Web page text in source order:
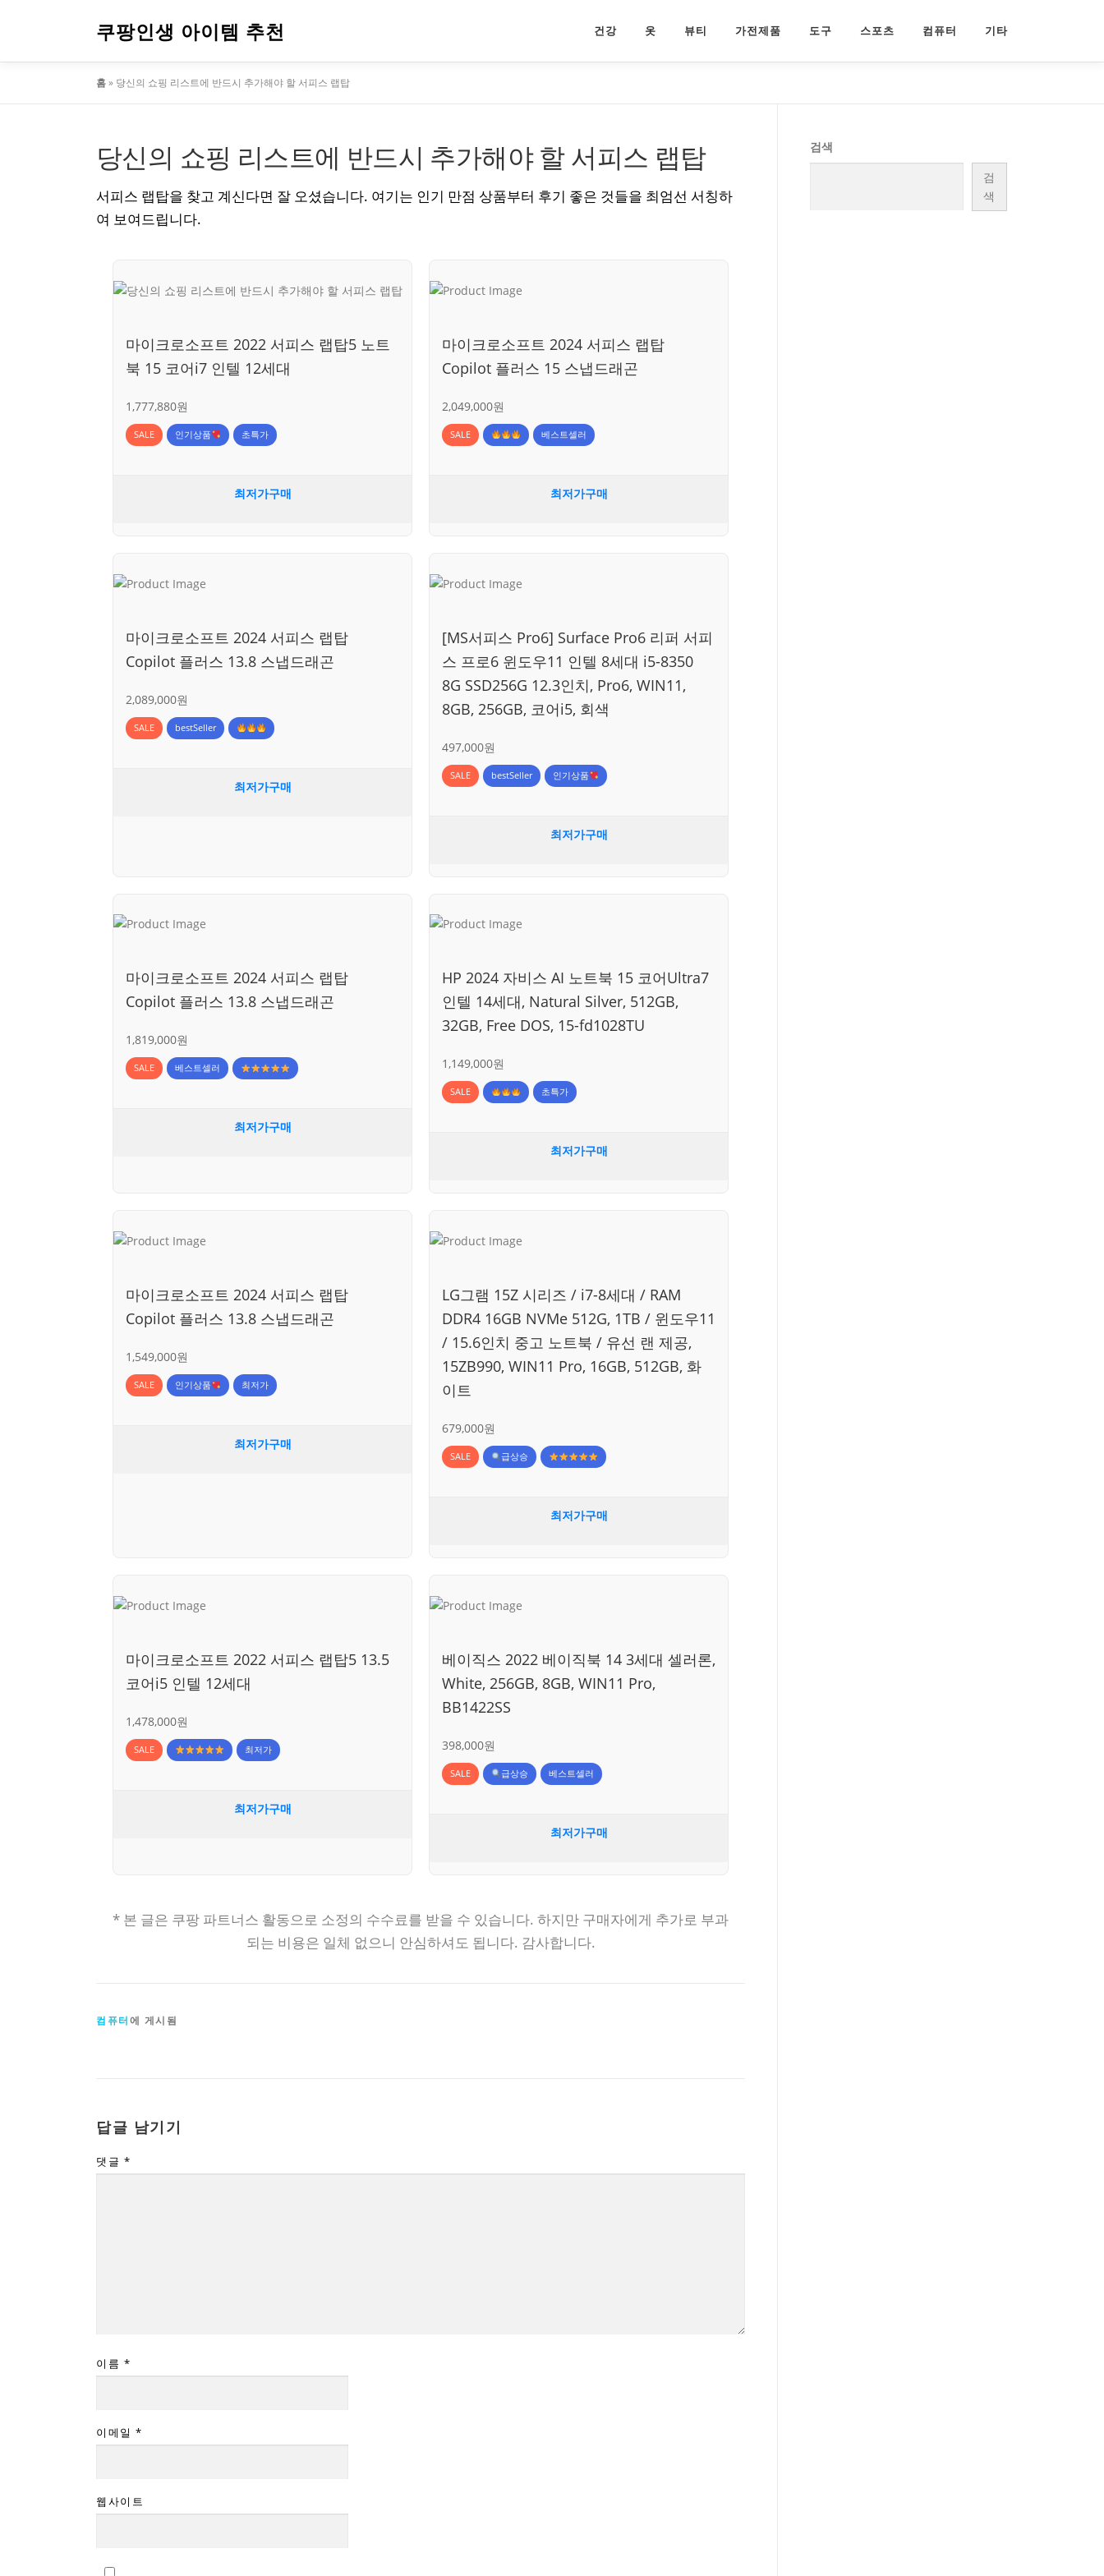
로
쿠팡인생 아이템 추천 건강 옷 뷰티 가전제품 도구 스포츠 컴퓨터 기타
홈» 당신의 쇼핑 리스트에 반드시 추가해야 할 서피스 랩탑
당신의 쇼핑 리스트에 반드시 추가해야 할 서피스 랩탑
서피스 랩탑을 찾고 계신다면 잘 오셨습니다. 여기는 인기 만점 상품부터 후기 좋은 것들을 최엄선 서칭하
여 보여드립니다.
마이크로소프트 2022 서피스 랩탑5 노트
북 15 코어i7 인텔 12세대
1,777,880원
SALE 인기상품 초특가
최저가구매
마이크로소프트 2024 서피스 랩탑
Copilot 플러스 15 스냅드래곤
2,049,000원
SALE 베스트셀러
최저가구매
마이크로소프트 2024 서피스 랩탑
Copilot 플러스 13.8 스냅드래곤
2,089,000원
SALE bestSeller
최저가구매
[MS서피스 Pro6] Surface Pro6 리퍼 서피
스 프로6 윈도우11 인텔 8세대 i5-8350
8G SSD256G 12.3인치, Pro6, WIN11,
8GB, 256GB, 코어i5, 회색
497,000원
SALE bestSeller 인기상품
최저가구매
마이크로소프트 2024 서피스 랩탑
Copilot 플러스 13.8 스냅드래곤
1,819,000원
SALE 베스트셀러
최저가구매
HP 2024 자비스 AI 노트북 15 코어Ultra7
인텔 14세대, Natural Silver, 512GB,
32GB, Free DOS, 15-fd1028TU
1,149,000원
SALE 초특가
최저가구매
마이크로소프트 2024 서피스 랩탑
Copilot 플러스 13.8 스냅드래곤
1,549,000원
SALE 인기상품 최저가
최저가구매
LG그램 15Z 시리즈 / i7-8세대 / RAM
DDR4 16GB NVMe 512G, 1TB / 윈도우11
/ 15.6인치 중고 노트북 / 유선 랜 제공,
15ZB990, WIN11 Pro, 16GB, 512GB, 화
이트
679,000원
SALE 급상승
최저가구매
마이크로소프트 2022 서피스 랩탑5 13.5
코어i5 인텔 12세대
1,478,000원
SALE 최저가
최저가구매
베이직스 2022 베이직북 14 3세대 셀러론,
White, 256GB, 8GB, WIN11 Pro,
BB1422SS
398,000원
SALE 급상승 베스트셀러
최저가구매
* 본 글은 쿠팡 파트너스 활동으로 소정의 수수료를 받을 수 있습니다. 하지만 구매자에게 추가로 부과
되는 비용은 일체 없으니 안심하셔도 됩니다. 감사합니다.
컴퓨터에 게시됨
답글 남기기
댓글 *
이름 *
이메일 *
웹사이트
검색
검
색